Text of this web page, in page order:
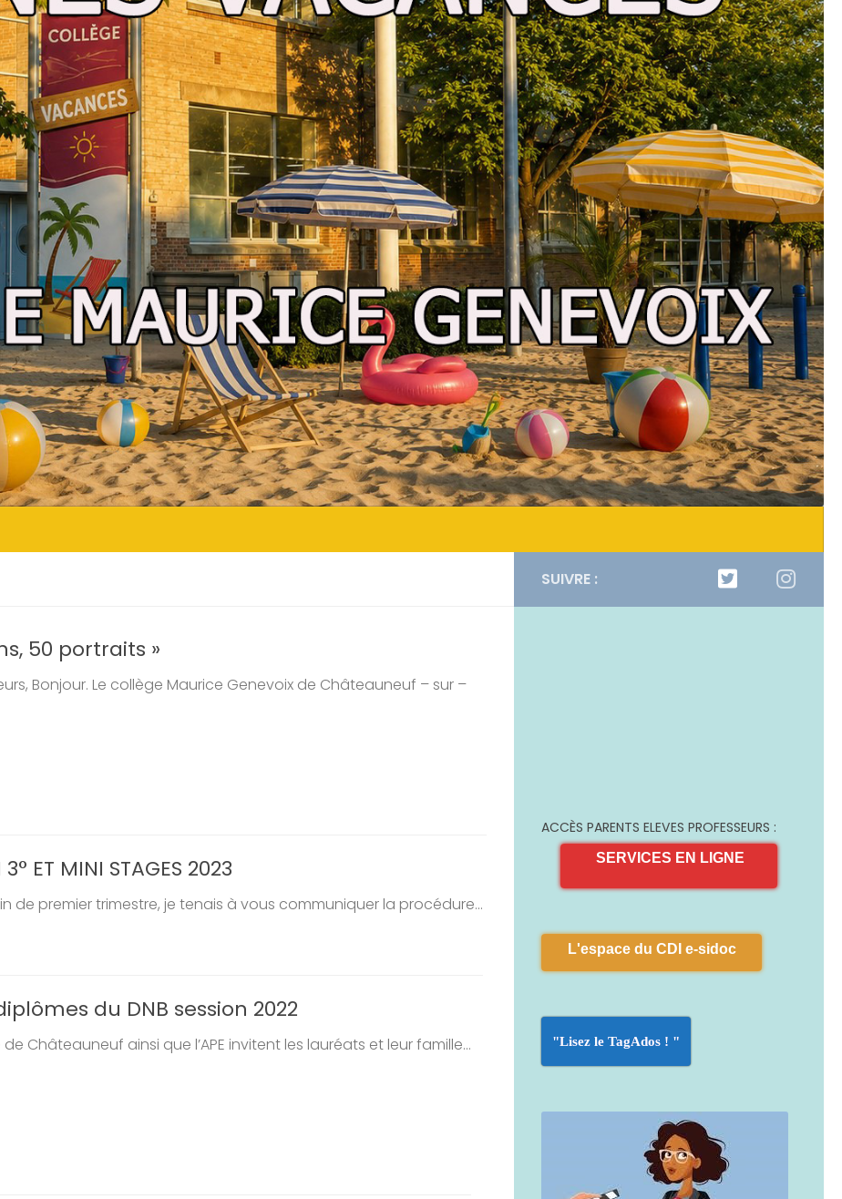
50 portraits »
Bonjour. Le collège Maurice Genevoix de Châteauneuf – sur –
ET MINI STAGES 2023
de premier trimestre, je tenais à vous communiquer la procédure...
du DNB session 2022
Châteauneuf ainsi que l’APE invitent les lauréats et leur famille...
SUIVRE :
ACCÈS PARENTS ELEVES PROFESSEURS :
SERVICES EN LIGNE
L'espace du CDI e-sidoc
"Lisez le TagAdos ! "